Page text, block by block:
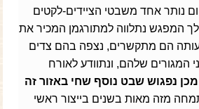
נותר אחד משבטי הציידים-לקטים
המפגש נתלווה למתורגמן המכיר את
הם מתקשרים, נצפה בהם צדים
המגורים שלהם, ונתוודע לאורח
נפגוש שבט נוסף שחי באזור זה
מזה מאות בשנים בייצור ראשי